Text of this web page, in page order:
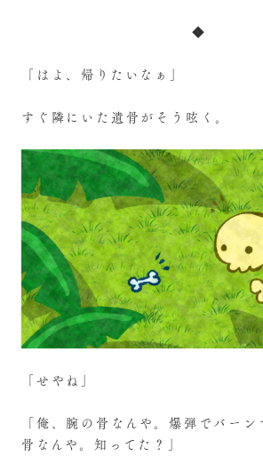
◆
「はよ、帰りたいなぁ」
すぐ隣にいた遺骨がそう呟く。
「せやね」
「俺、腕の骨なんや。爆弾でバー
骨なんや。知ってた？」